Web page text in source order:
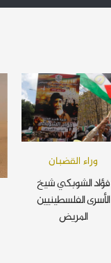
وراء القضبان
فؤاد الشوبكي شيخ
الأسرى الفلسطينيين
المريض